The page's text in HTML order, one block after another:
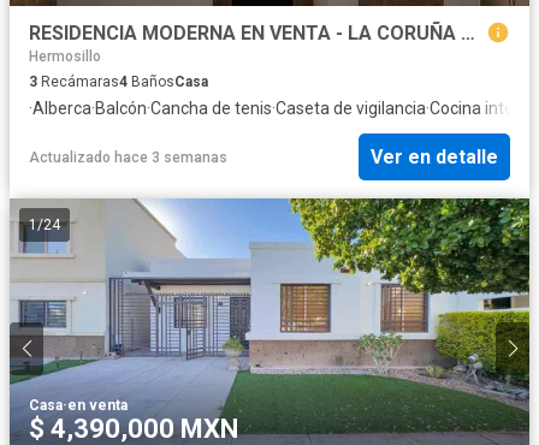
RESIDENCIA MODERNA EN VENTA - LA CORUÑA RESIDENCIAL
Hermosillo
3 Recámaras4 BañosCasa
·Alberca·Balcón·Cancha de tenis·Caseta de vigilancia·Cocina
Actualizado hace 3 semanas Ver en detalle
1/24
Casa·en venta
$ 4,390,000 MXN